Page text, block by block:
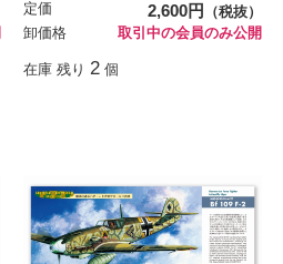
定価 2,600円
（税抜）
卸価格
取引中の会員のみ公開
在庫 残り 2 個